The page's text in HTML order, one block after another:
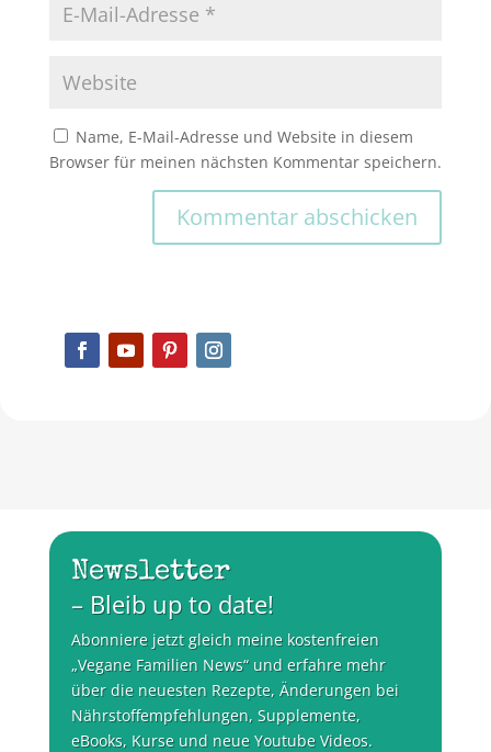
Name, E-Mail-Adresse und Website in diesem
Browser für meinen nächsten Kommentar speichern.
Kommentar abschicken
Newsletter
– Bleib up to date!
Abonniere jetzt gleich meine kostenfreien
„Vegane Familien News“ und erfahre mehr
über die neuesten Rezepte, Änderungen bei
Nährstoffempfehlungen, Supplemente,
eBooks, Kurse und neue Youtube Videos.